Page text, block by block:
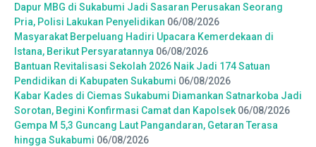
Dapur MBG di Sukabumi Jadi Sasaran Perusakan Seorang
Pria, Polisi Lakukan Penyelidikan 06/08/2026
Masyarakat Berpeluang Hadiri Upacara Kemerdekaan di
Istana, Berikut Persyaratannya 06/08/2026
Bantuan Revitalisasi Sekolah 2026 Naik Jadi 174 Satuan
Pendidikan di Kabupaten Sukabumi 06/08/2026
Kabar Kades di Ciemas Sukabumi Diamankan Satnarkoba Jadi
Sorotan, Begini Konfirmasi Camat dan Kapolsek 06/08/2026
Gempa M 5,3 Guncang Laut Pangandaran, Getaran Terasa
hingga Sukabumi 06/08/2026